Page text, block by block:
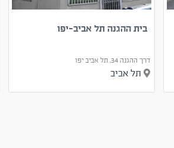
בית ההגנה תל אביב-יפו
דרך ההגנה 34, תל אביב יפו
תל אביב